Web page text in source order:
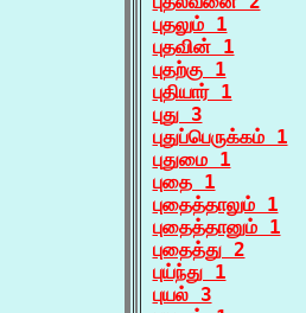
புதலும் 1
புதவின் 1
புதற்கு 1
புதியார் 1
புது 3
புதுப்பெருக்கம் 1
புதுமை 1
புதை 1
புதைத்தாலும் 1
புதைத்தானும் 1
புதைத்து 2
புய்ந்து 1
புயல் 3